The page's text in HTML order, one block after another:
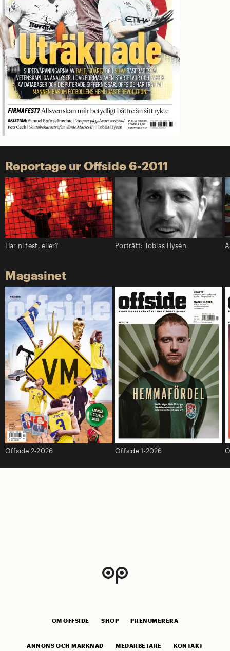
Reportage ur Offside 6-2011
Har ni fest, eller? Porträtt: Tobias Hysén
Magasinet
Offside 2-2026 Offside 1-2026
OM OFFSIDE SHOP PRENUMERERA
ANNONS OCH MARKNAD MEDARBETARE KONTAKT